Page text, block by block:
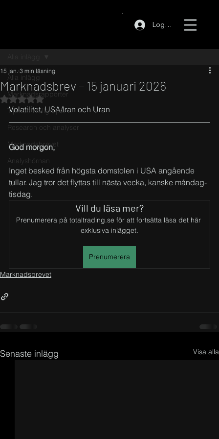
Logga in
Alla inlägg
Marknadsrapporter
Tips och fallgropar
Research och analyser
Marknadsbrevet
Analyshörnan
Marknadsbrev – 15 januari 2026
15 jan. 3 min läsning
Betygsatt till NaN av 5 stjärnor.
Volatilitet, USA/Iran och Uran
God morgon,
Inget besked från högsta domstolen i USA angående
tullar. Jag tror det flyttas till nästa vecka, kanske måndag-
tisdag.
Vill du läsa mer?
Prenumerera på totaltrading.se för att fortsätta läsa det här
exklusiva inlägget.
Prenumerera
Marknadsbrevet
Senaste inlägg Visa alla